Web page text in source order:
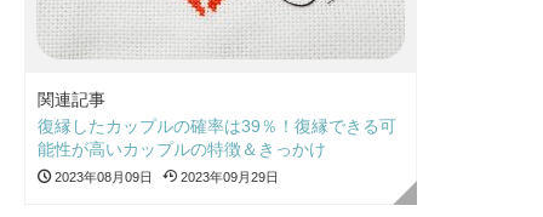
関連記事
復縁したカップルの確率は39％！復縁できる可
能性が高いカップルの特徴＆きっかけ
2023年08月09日 2023年09月29日